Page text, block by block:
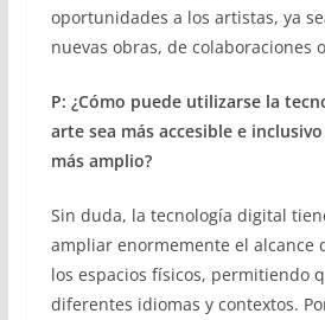
oportunidades a los artistas, ya
nuevas obras, de colaboraciones
P: ¿Cómo puede utilizarse la
arte sea más accesible e
más amplio?
Sin duda, la tecnología digital
ampliar enormemente el alcance
los espacios físicos, permitiendo
diferentes idiomas y contextos.